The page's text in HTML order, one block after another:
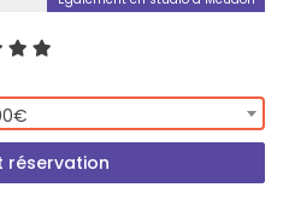
réservation